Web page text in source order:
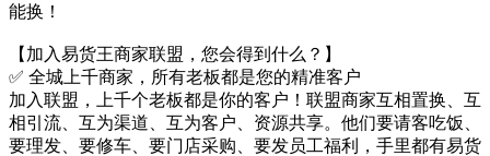
能换！
【加入易货王商家联盟，您会得到什么？】
✅ 全城上千商家，所有老板都是您的精准客户
加入联盟，上千个老板都是你的客户！联盟商家互相置换、互
相引流、互为渠道、互为客户、资源共享。他们要请客吃饭、
要理发、要修车、要门店采购、要发员工福利，手里都有易货